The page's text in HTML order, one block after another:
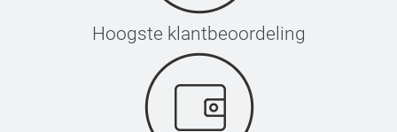
Hoogste klantbeoordeling